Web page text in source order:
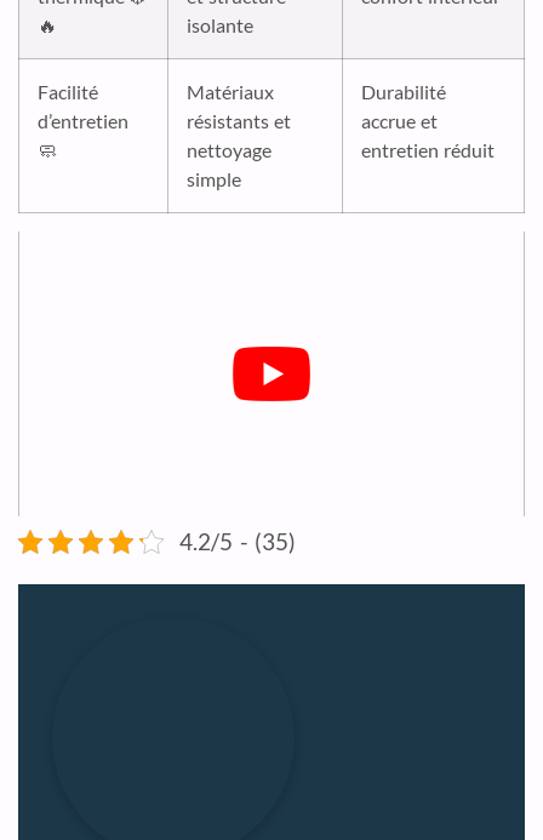
🔥
isolante
Facilité
d’entretien
🧼
Matériaux
résistants et
nettoyage
simple
Durabilité
accrue et
entretien réduit
4.2/5 - (35)